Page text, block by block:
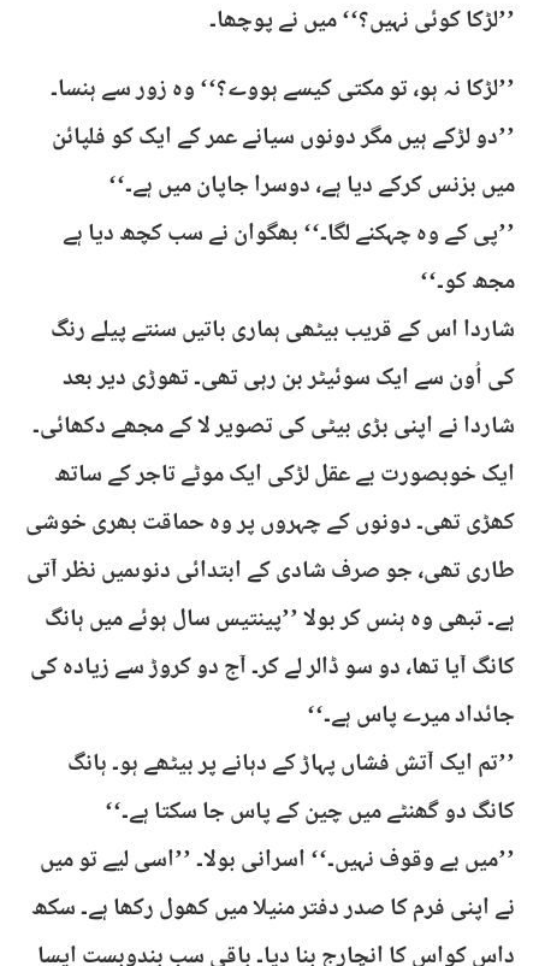
’’لڑکا کوئی نہیں؟‘‘ میں نے پوچھا۔
’’لڑکا نہ ہو، تو مکتی کیسے ہووے؟‘‘ وہ زور سے ہنسا۔
’’دو لڑکے ہیں مگر دونوں سیانے عمر کے ایک کو فلپائن
میں بزنس کرکے دیا ہے، دوسرا جاپان میں ہے۔‘‘
’’پی کے وہ چہکنے لگا۔‘‘ بھگوان نے سب کچھ دیا ہے
مجھ کو۔‘‘
شاردا اس کے قریب بیٹھی ہماری باتیں سنتے پیلے رنگ
کی اُون سے ایک سوئیٹر بن رہی تھی۔ تھوڑی دیر بعد
شاردا نے اپنی بڑی بیٹی کی تصویر لا کے مجھے دکھائی۔
ایک خوبصورت بے عقل لڑکی ایک موٹے تاجر کے ساتھ
کھڑی تھی۔ دونوں کے چہروں پر وہ حماقت بھری خوشی
طاری تھی، جو صرف شادی کے ابتدائی دنوںمیں نظر آتی
ہے۔ تبھی وہ ہنس کر بولا ’’پینتیس سال ہوئے میں ہانگ
کانگ آیا تھا، دو سو ڈالر لے کر۔ آج دو کروڑ سے زیادہ کی
جائداد میرے پاس ہے۔‘‘
’’تم ایک آتش فشاں پہاڑ کے دہانے پر بیٹھے ہو۔ ہانگ
کانگ دو گھنٹے میں چین کے پاس جا سکتا ہے۔‘‘
’’میں بے وقوف نہیں۔‘‘ اسرانی بولا۔ ’’اسی لیے تو میں
نے اپنی فرم کا صدر دفتر منیلا میں کھول رکھا ہے۔ سکھ
داس کواس کا انچارج بنا دیا۔ باقی سب بندوبست ایسا